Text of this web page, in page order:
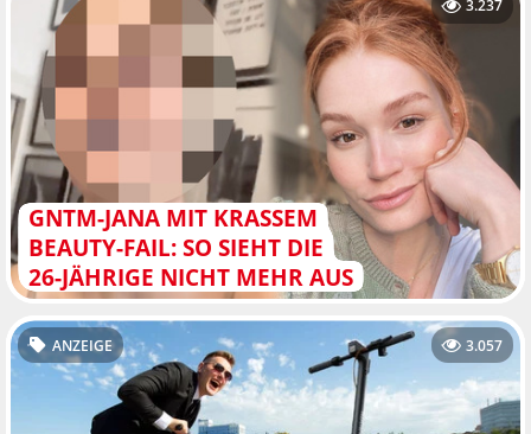
GNTM-JANA MIT KRASSEM
BEAUTY-FAIL: SO SIEHT DIE
26-JÄHRIGE NICHT MEHR AUS
3.237
ANZEIGE 3.057